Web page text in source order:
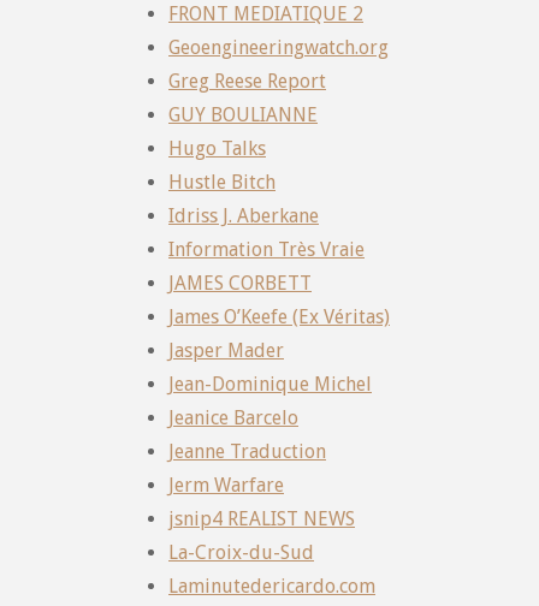
FRONT MEDIATIQUE 2
Geoengineeringwatch.org
Greg Reese Report
GUY BOULIANNE
Hugo Talks
Hustle Bitch
Idriss J. Aberkane
Information Très Vraie
JAMES CORBETT
James O’Keefe (Ex Véritas)
Jasper Mader
Jean-Dominique Michel
Jeanice Barcelo
Jeanne Traduction
Jerm Warfare
jsnip4 REALIST NEWS
La-Croix-du-Sud
Laminutedericardo.com